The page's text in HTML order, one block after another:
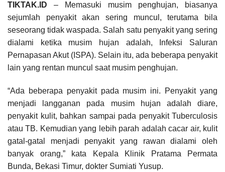
TIKTAK.ID – Memasuki musim penghujan, biasanya
sejumlah penyakit akan sering muncul, terutama bila
seseorang tidak waspada. Salah satu penyakit yang sering
dialami ketika musim hujan adalah, Infeksi Saluran
Pernapasan Akut (ISPA). Selain itu, ada beberapa penyakit
lain yang rentan muncul saat musim penghujan.
“Ada beberapa penyakit pada musim ini. Penyakit yang
menjadi langganan pada musim hujan adalah diare,
penyakit kulit, bahkan sampai pada penyakit Tuberculosis
atau TB. Kemudian yang lebih parah adalah cacar air, kulit
gatal-gatal menjadi penyakit yang rawan dialami oleh
banyak orang,” kata Kepala Klinik Pratama Permata
Bunda, Bekasi Timur, dokter Sumiati Yusup.